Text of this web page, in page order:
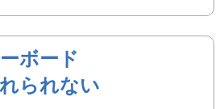
ボード
られない